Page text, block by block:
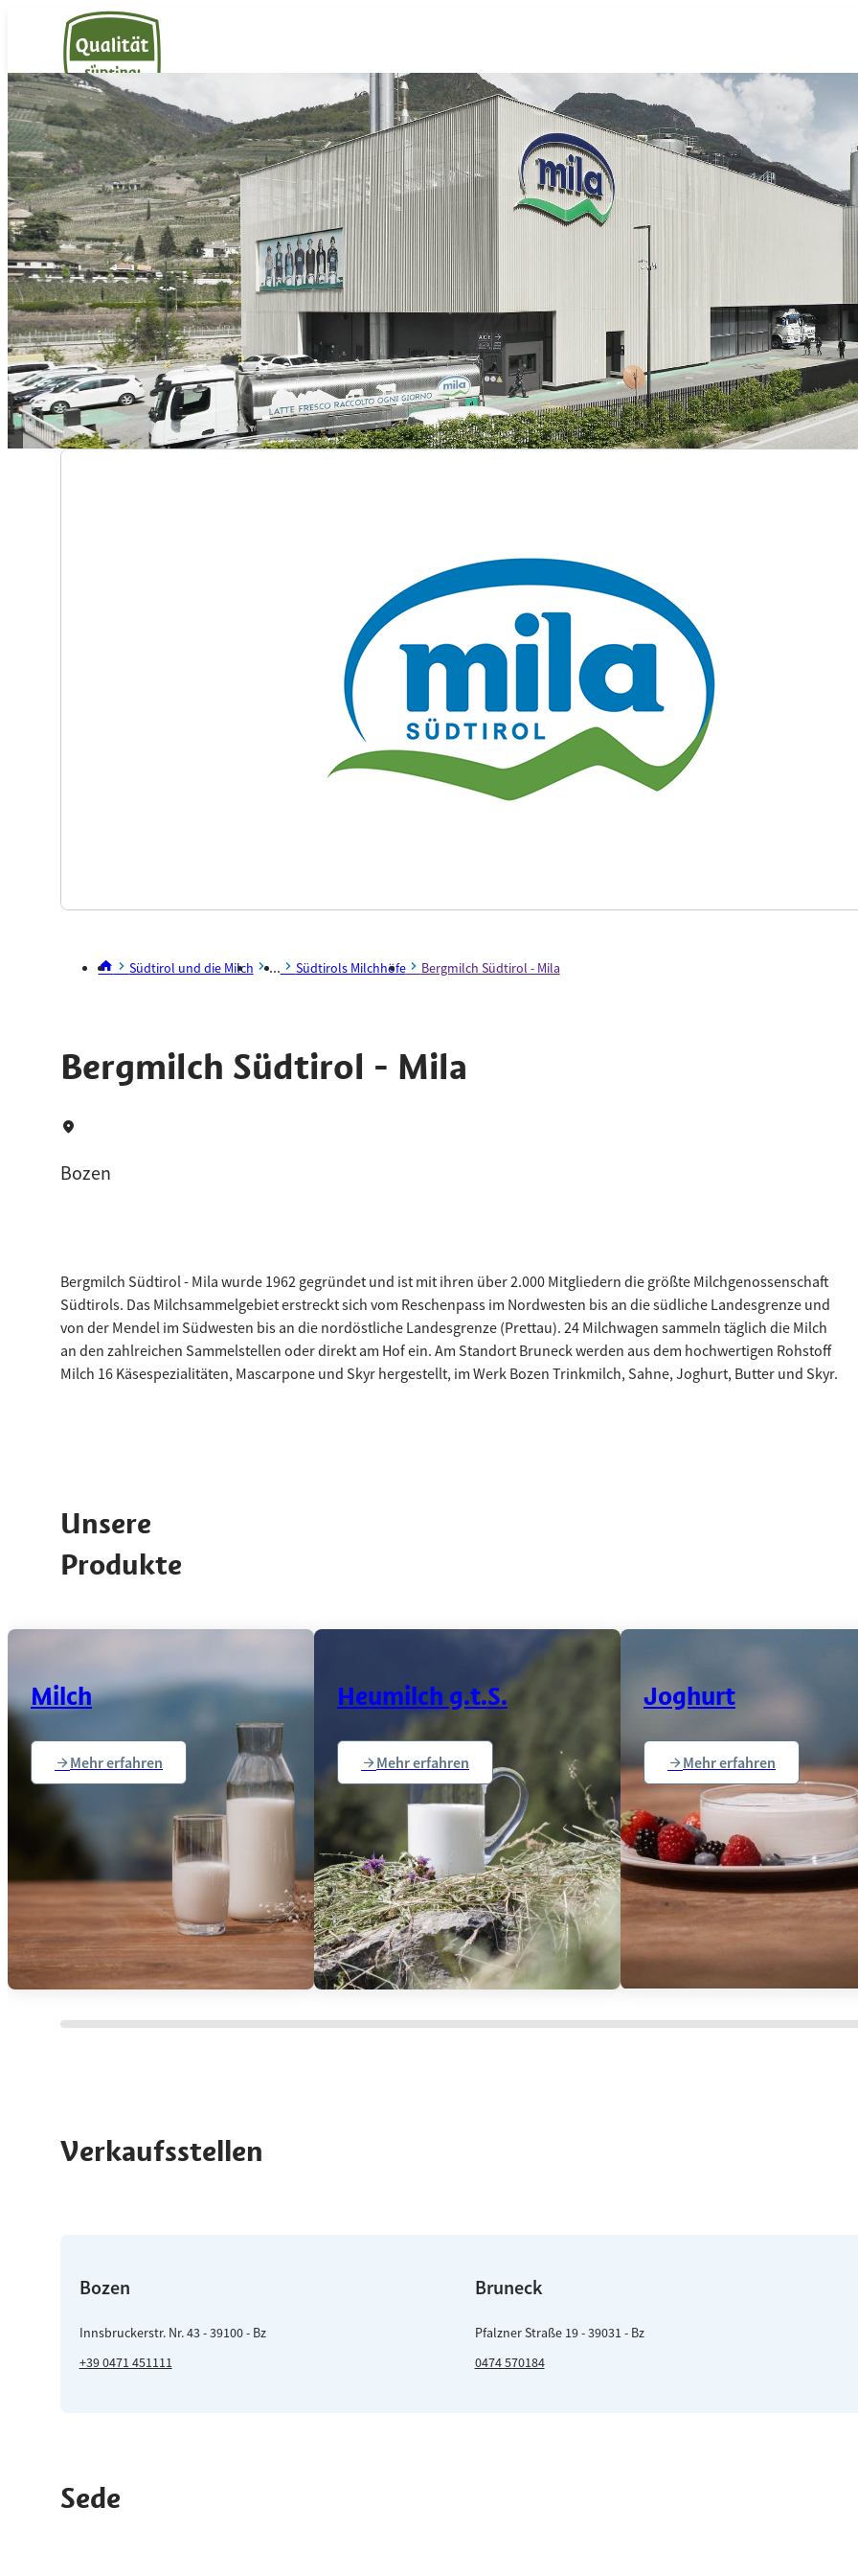
Südtiroler Milch
Südtirol und die Milch ... Südtirols Milchhöfe Bergmilch Südtirol - Mila
Bergmilch Südtirol - Mila
Bozen
Bergmilch Südtirol - Mila wurde 1962 gegründet und ist mit ihren über 2.000 Mitgliedern die größte Milchgenossenschaft
Südtirols. Das Milchsammelgebiet erstreckt sich vom Reschenpass im Nordwesten bis an die südliche Landesgrenze und
von der Mendel im Südwesten bis an die nordöstliche Landesgrenze (Prettau). 24 Milchwagen sammeln täglich die Milch
an den zahlreichen Sammelstellen oder direkt am Hof ein. Am Standort Bruneck werden aus dem hochwertigen Rohstoff
Milch 16 Käsespezialitäten, Mascarpone und Skyr hergestellt, im Werk Bozen Trinkmilch, Sahne, Joghurt, Butter und Skyr.
Unsere
Produkte
Flasche und Glas Milch auf einem Holztisch, mit einer verschwommenen Berglandschaft im Hintergrund.
Milch
Mehr erfahren
Glaskanne mit Milchheu, die auf einem Felsen und trockenem Gras in den Bergen
Heumilch g.t.S.
Mehr erfahren
Dessert mit Joghurt und Beeren auf
Joghurt
Mehr erfahren
Verkaufsstellen
Bozen
Innsbruckerstr. Nr. 43 - 39100 - Bz
+39 0471 451111
Bruneck
Pfalzner Straße 19 - 39031 - Bz
0474 570184
Sede